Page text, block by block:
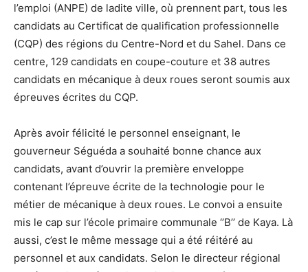
l’emploi (ANPE) de ladite ville, où prennent part, tous les
candidats au Certificat de qualification professionnelle
(CQP) des régions du Centre-Nord et du Sahel. Dans ce
centre, 129 candidats en coupe-couture et 38 autres
candidats en mécanique à deux roues seront soumis aux
épreuves écrites du CQP.
Après avoir félicité le personnel enseignant, le
gouverneur Séguéda a souhaité bonne chance aux
candidats, avant d’ouvrir la première enveloppe
contenant l’épreuve écrite de la technologie pour le
métier de mécanique à deux roues. Le convoi a ensuite
mis le cap sur l’école primaire communale ‘’B’’ de Kaya. Là
aussi, c’est le même message qui a été réitéré au
personnel et aux candidats. Selon le directeur régional